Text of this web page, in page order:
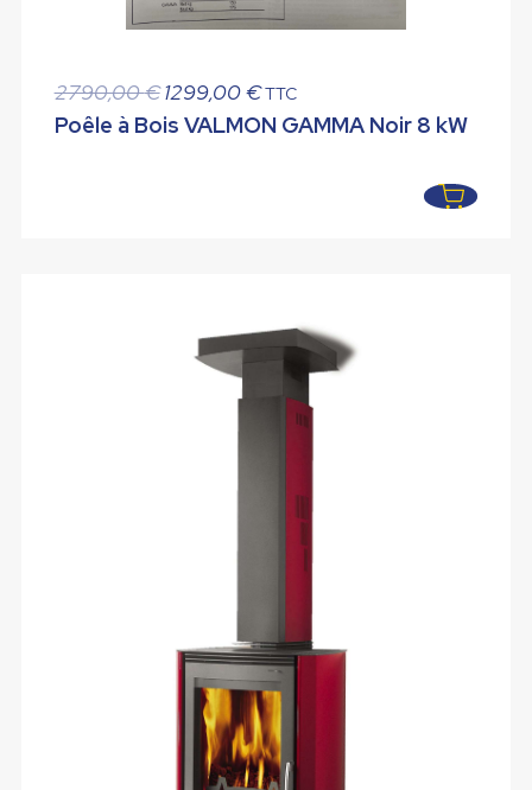
2790,00€ Le
prix
1299,00€Le
prix
TTC
Poêle à Bois VALMON GAMMA Noir 8 kW